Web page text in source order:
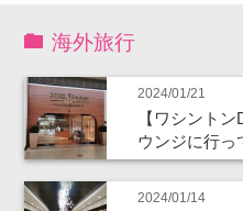
海外旅行
2024/01/21
【ワシント
ウンジに行っ
2024/01/14